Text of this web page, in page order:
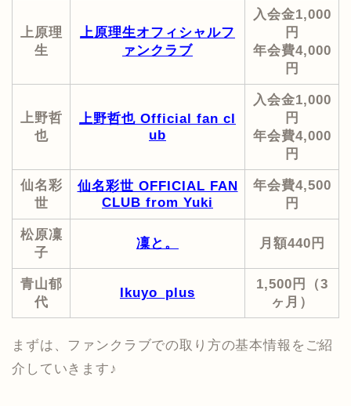
上原理
生
上原理生オフィシャルフ
ァンクラブ
入会金1,000
円
年会費4,000
円
上野哲
也
上野哲也 Official fan cl
ub
入会金1,000
円
年会費4,000
円
仙名彩
世
仙名彩世 OFFICIAL FAN
CLUB from Yuki
年会費4,500
円
松原凜
子
凜と。 月額440円
青山郁
代
Ikuyo_plus
1,500円（3
ヶ月）
まずは、ファンクラブでの取り方の基本情報をご紹
介していきます♪